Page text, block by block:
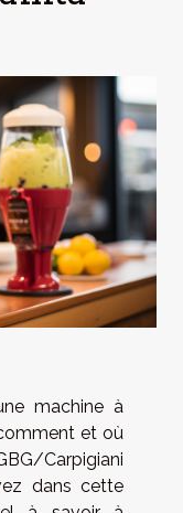
machine à
et où
Carpigiani
dans cette